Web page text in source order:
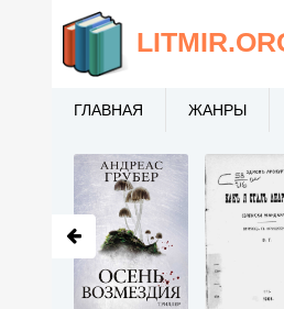
LITMIR
ГЛАВНАЯ ЖАНРЫ